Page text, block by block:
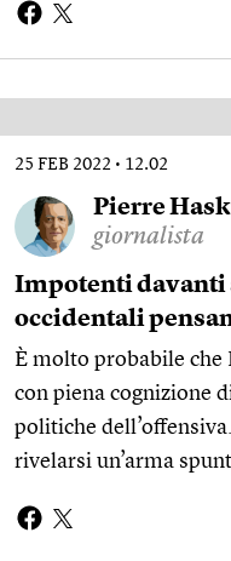
25 FEB 2022 12.02
Pierre
giornalista
Impotenti davanti
occidentali
È molto probabile che
con piena cognizione
politiche
rivelarsi un’arma